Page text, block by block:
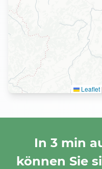
Leaflet
In 3 min
können Sie